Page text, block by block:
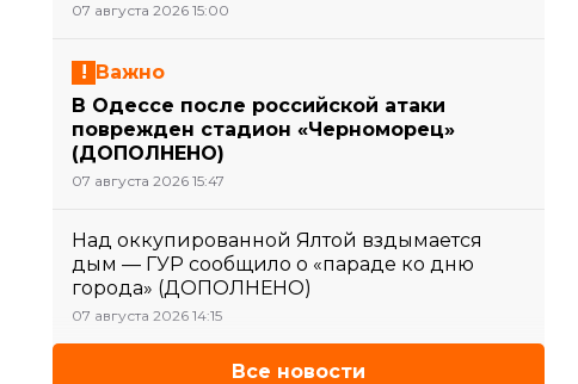
07 августа 2026 15:00
Важно
В Одессе после российской атаки
поврежден стадион «Черноморец»
(ДОПОЛНЕНО)
07 августа 2026 15:47
Над оккупированной Ялтой вздымается
дым — ГУР сообщило о «параде ко дню
города» (ДОПОЛНЕНО)
07 августа 2026 14:15
Все новости